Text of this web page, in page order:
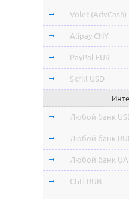
ChainLink LINK
Qtum
Iota MIOTA
Waves
Zcash ZEC
Ontology ONT
0x ZRX
VeChain VET
Volet (AdvCash)
Alipay CNY
PayPal EUR
Skrill USD
Volet (AdvCash)
Volet (AdvCash)
Volet (AdvCash)
ePayments USD
Любой банк
Любой банк
Любой банк
СБП RUB